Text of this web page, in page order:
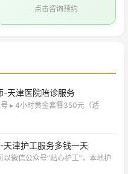
点击咨询预约
-天津医院陪诊服务
▸ 4小时黄金套餐350元（适
天津护工服务多钱一天
微信公众号“贴心护工”，本地护